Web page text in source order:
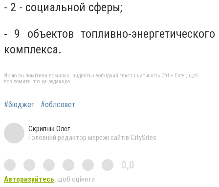
- 2 - социальной сферы;
- 9 объектов топливно-энергетического
комплекса.
Якщо ви помітили помилку, виділіть необхідний текст і натисніть Ctrl + Enter, щоб
повідомити про це редакцію
#бюджет #облсовет
Скрипнік Олег
Головний редактор мережі сайтів CitySites
0,0
Авторизуйтесь, щоб оцінити